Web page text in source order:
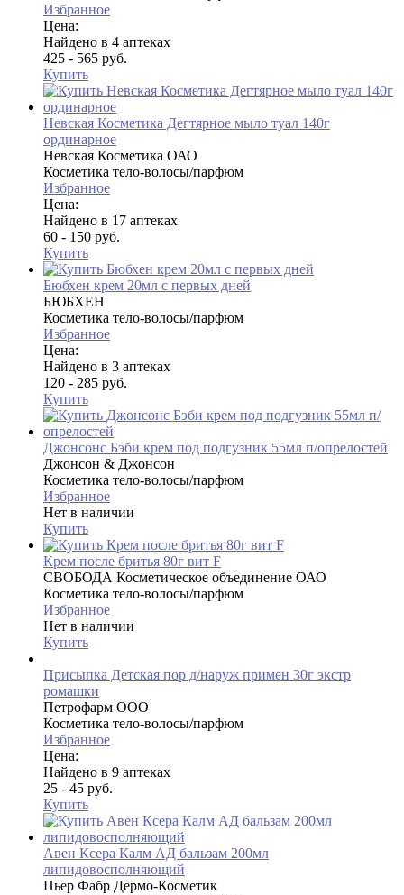
Избранное
Цена:
Найдено в 4 аптеках
425 - 565 руб.
Купить
Невская Косметика Дегтярное мыло туал 140г
ординарное
Невская Косметика ОАО
Косметика тело-волосы/парфюм
Избранное
Цена:
Найдено в 17 аптеках
60 - 150 руб.
Купить
Бюбхен крем 20мл с первых дней
БЮБХЕН
Косметика тело-волосы/парфюм
Избранное
Цена:
Найдено в 3 аптеках
120 - 285 руб.
Купить
Джонсонс Бэби крем под подгузник 55мл п/опрелостей
Джонсон & Джонсон
Косметика тело-волосы/парфюм
Избранное
Нет в наличии
Купить
Крем после бритья 80г вит F
СВОБОДА Косметическое объединение ОАО
Косметика тело-волосы/парфюм
Избранное
Нет в наличии
Купить
Присыпка Детская пор д/наруж примен 30г экстр
ромашки
Петрофарм ООО
Косметика тело-волосы/парфюм
Избранное
Цена:
Найдено в 9 аптеках
25 - 45 руб.
Купить
Авен Ксера Калм АД бальзам 200мл
липидовосполняющий
Пьер Фабр Дермо-Косметик